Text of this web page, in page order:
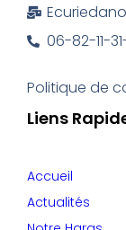
Liens
Accueil
Actualités
06-82-11-
Politique de